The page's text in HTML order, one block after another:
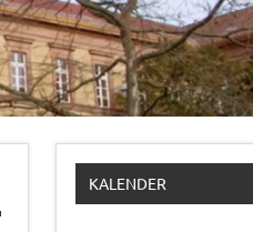
KALENDER